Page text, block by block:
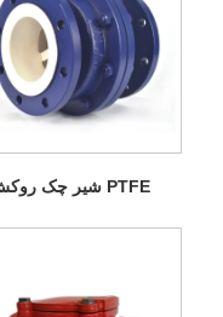
شیر چک روکش دار PTFE